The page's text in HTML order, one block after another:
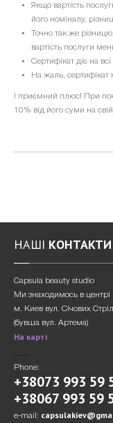
Якщо вартість
його номіналу,
Точно так же
вартість послуги
Сертифікат діє на
На жаль, сертифікат
І приємний плюс! При
10% від його суми на
НАШІ КОНТАКТИ
Сapsula beauty studio
Ми знаходимось в центрі
м. Киев вул. Січових
(бувша вул. Артема)
На карті
Phone:
+38073 993 59
+38067 993 59
e-mail: